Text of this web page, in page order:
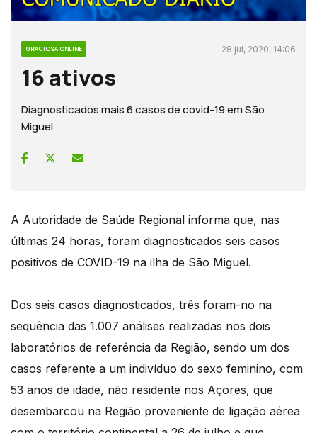
GRACIOSA ONLINE 28 jul, 2020, 14:06
16 ativos
Diagnosticados mais 6 casos de covid-19 em São
Miguel
A Autoridade de Saúde Regional informa que, nas
últimas 24 horas, foram diagnosticados seis casos
positivos de COVID-19 na ilha de São Miguel.
Dos seis casos diagnosticados, três foram-no na
sequência das 1.007 análises realizadas nos dois
laboratórios de referência da Região, sendo um dos
casos referente a um indivíduo do sexo feminino, com
53 anos de idade, não residente nos Açores, que
desembarcou na Região proveniente de ligação aérea